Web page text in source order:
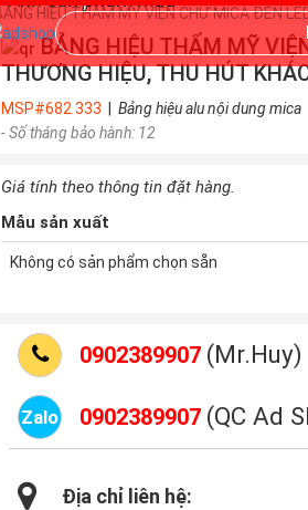
BẢNG HIỆU THẨM MỸ
THƯƠNG HIỆU, THU HÚT
MSP#682 333
Bảng hiệu alu nội dung mica
- Số tháng bảo hành: 12
Giá tính theo thông tin đặt hàng.
Mẫu sản xuất
Không có sản phẩm chọn sẵn
0902389907 (Mr.Huy)
Zalo 0902389907 (QC Ad
Địa chỉ liên hệ: